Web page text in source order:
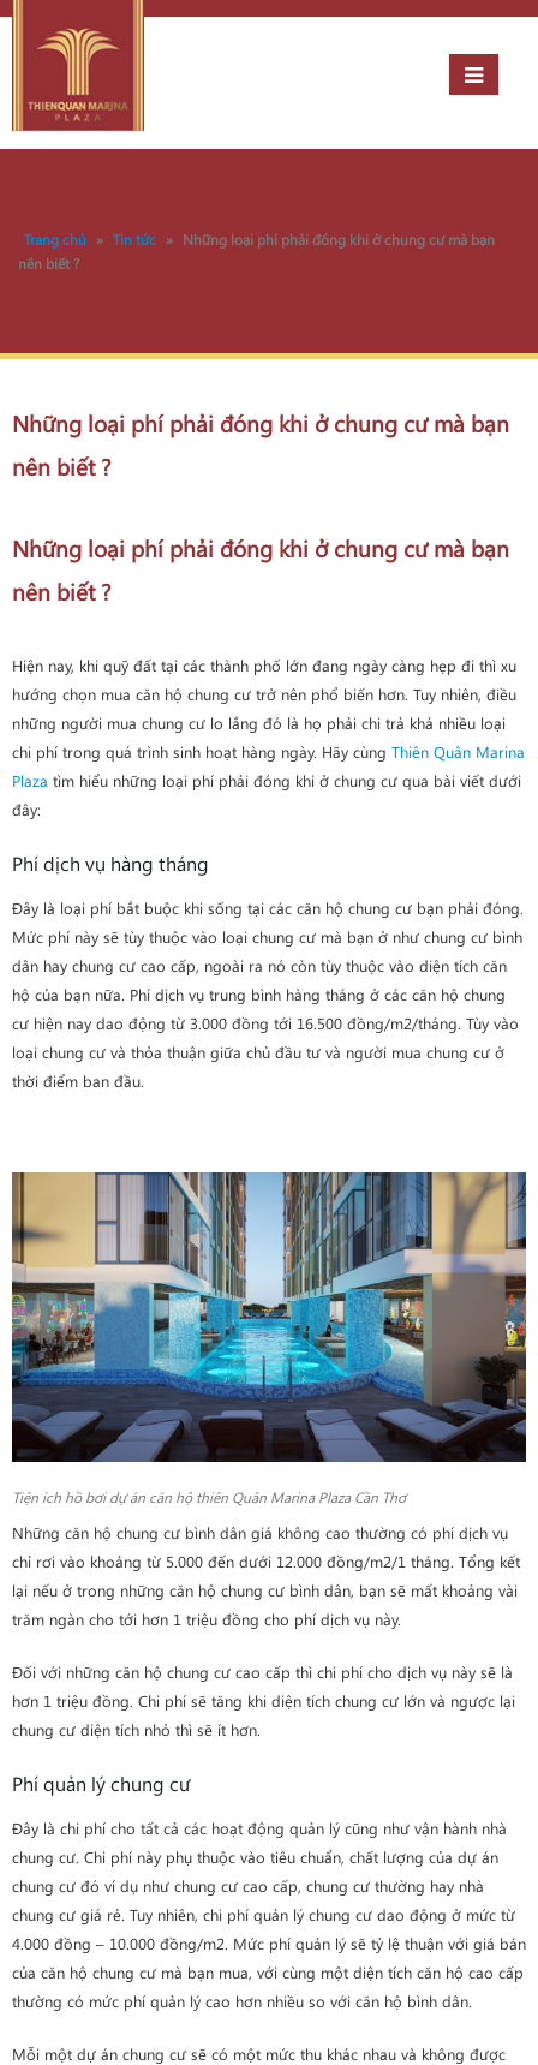
Trang chủ » Tin tức » Những loại phí phải đóng khi ở chung cư mà bạn
nên biết ?
Những loại phí phải đóng khi ở chung cư mà bạn
nên biết ?
Những loại phí phải đóng khi ở chung cư mà bạn
nên biết ?
Hiện nay, khi quỹ đất tại các thành phố lớn đang ngày càng hẹp đi thì xu
hướng chọn mua căn hộ chung cư trở nên phổ biến hơn. Tuy nhiên, điều
những người mua chung cư lo lắng đó là họ phải chi trả khá nhiều loại
chi phí trong quá trình sinh hoạt hàng ngày. Hãy cùng Thiên Quân Marina
Plaza tìm hiểu những loại phí phải đóng khi ở chung cư qua bài viết dưới
đây:
Phí dịch vụ hàng tháng
Đây là loại phí bắt buộc khi sống tại các căn hộ chung cư bạn phải đóng.
Mức phí này sẽ tùy thuộc vào loại chung cư mà bạn ở như chung cư bình
dân hay chung cư cao cấp, ngoài ra nó còn tùy thuộc vào diện tích căn
hộ của bạn nữa. Phí dịch vụ trung bình hàng tháng ở các căn hộ chung
cư hiện nay dao động từ 3.000 đồng tới 16.500 đồng/m2/tháng. Tùy vào
loại chung cư và thỏa thuận giữa chủ đầu tư và người mua chung cư ở
thời điểm ban đầu.
Tiện ích hồ bơi dự án căn hộ thiên Quân Marina Plaza Cần Thơ
Những căn hộ chung cư bình dân giá không cao thường có phí dịch vụ
chỉ rơi vào khoảng từ 5.000 đến dưới 12.000 đồng/m2/1 tháng. Tổng kết
lại nếu ở trong những căn hộ chung cư bình dân, bạn sẽ mất khoảng vài
trăm ngàn cho tới hơn 1 triệu đồng cho phí dịch vụ này.
Đối với những căn hộ chung cư cao cấp thì chi phí cho dịch vụ này sẽ là
hơn 1 triệu đồng. Chi phí sẽ tăng khi diện tích chung cư lớn và ngược lại
chung cư diện tích nhỏ thì sẽ ít hơn.
Phí quản lý chung cư
Đây là chi phí cho tất cả các hoạt động quản lý cũng như vận hành nhà
chung cư. Chi phí này phụ thuộc vào tiêu chuẩn, chất lượng của dự án
chung cư đó ví dụ như chung cư cao cấp, chung cư thường hay nhà
chung cư giá rẻ. Tuy nhiên, chi phí quản lý chung cư dao động ở mức từ
4.000 đồng – 10.000 đồng/m2. Mức phí quản lý sẽ tỷ lệ thuận với giá bán
của căn hộ chung cư mà bạn mua, với cùng một diện tích căn hộ cao cấp
thường có mức phí quản lý cao hơn nhiều so với căn hộ bình dân.
Mỗi một dự án chung cư sẽ có một mức thu khác nhau và không được